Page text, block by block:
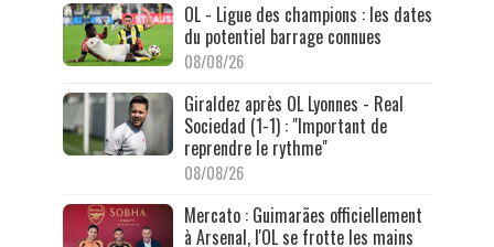
OL - Ligue des champions : les dates
du potentiel barrage connues
08/08/26
Giraldez après OL Lyonnes - Real
Sociedad (1-1) : "Important de
reprendre le rythme"
08/08/26
Mercato : Guimarães officiellement
à Arsenal, l'OL se frotte les mains